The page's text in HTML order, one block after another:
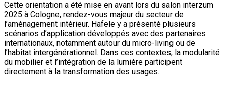
Cette orientation a été mise en avant lors du salon interzum
2025 à Cologne, rendez-vous majeur du secteur de
l’aménagement intérieur. Häfele y a présenté plusieurs
scénarios d’application développés avec des partenaires
internationaux, notamment autour du micro-living ou de
l’habitat intergénérationnel. Dans ces contextes, la modularité
du mobilier et l’intégration de la lumière participent
directement à la transformation des usages.